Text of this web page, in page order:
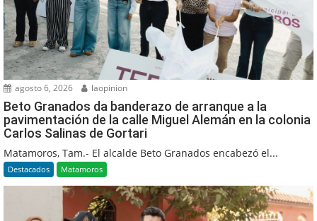
agosto 6, 2026 laopinion
Beto Granados da banderazo de arranque a la
pavimentación de la calle Miguel Alemán en la colonia
Carlos Salinas de Gortari
Matamoros, Tam.- El alcalde Beto Granados encabezó el...
Destacados Matamoros